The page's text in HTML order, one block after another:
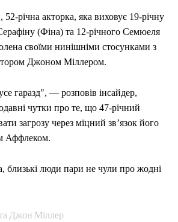
52-річна акторка, яка виховує 19-річну
(Фіна) та 12-річного Семюеля
своїми нинішніми стосунками з
Джоном Міллером.
гаразд", — розповів інсайдер,
чутки про те, що 47-річний
загрозу через міцний зв’язок його
Аффлеком.
близькі люди пари не чули про жодні
Джон Міллер